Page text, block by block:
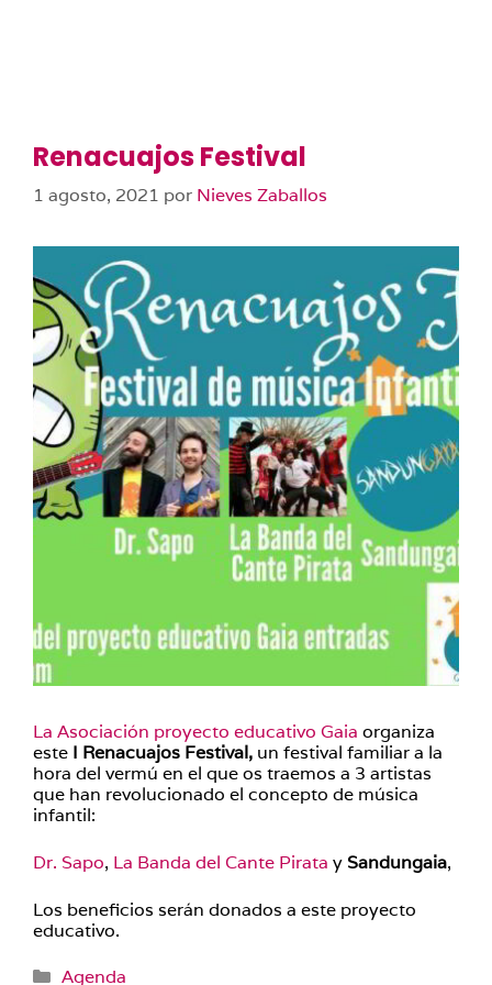
Renacuajos Festival
1 agosto, 2021 por Nieves Zaballos
La Asociación proyecto educativo Gaia organiza
este I Renacuajos Festival, un festival familiar a la
hora del vermú en el que os traemos a 3 artistas
que han revolucionado el concepto de música
infantil:
Dr. Sapo, La Banda del Cante Pirata y Sandungaia,
Los beneficios serán donados a este proyecto
educativo.
Categorías
Agenda